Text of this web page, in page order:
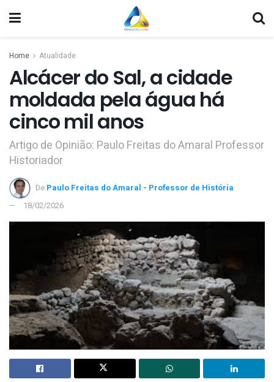
Home Atualidade
Alcácer do Sal, a cidade
moldada pela água há
cinco mil anos
Artigo de Opinião: Paulo Freitas do Amaral Professor
Historiador
De Paulo Freitas do Amaral - Professor de História
18/02/2026